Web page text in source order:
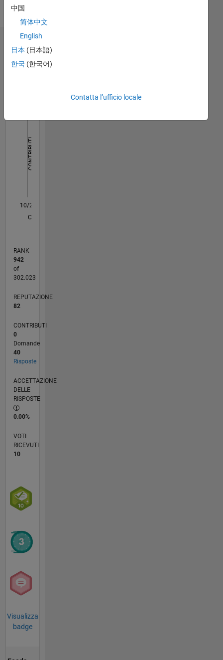
improving
functionality
MATLAB.
All the
own
English,
Hindi
Statistica
CONTRIBUTI
L
10/22
03/23
08/23
01/24
06/24
11/24
04/25
09/25
02/26
07/26
04/23
10/23
04/24
10/24
10/25
04/26
05/23
12/23
07/24
02/25
CRONOLOGIA
RANK
942
of
302.023
REPUTAZIONE
82
CONTRIBUTI
0
Domande
40
Risposte
ACCETTAZIONE
DELLE
RISPOSTE
0.00%
VOTI
RICEVUTI
10
Visualizza
badge
中国
简体中文
English
日本 (日本語)
한국 (한국어)
Contatta l’ufficio locale